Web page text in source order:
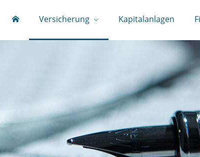
Versicherung Kapitalanlagen